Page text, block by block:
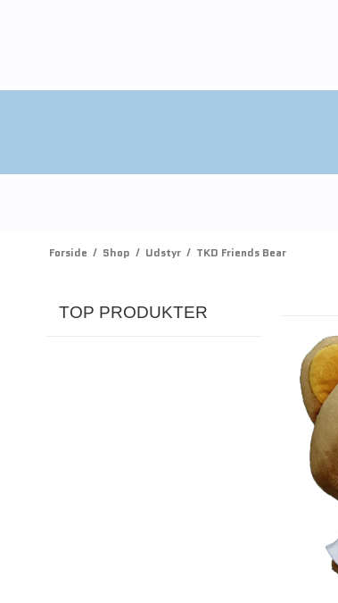
Forside / Shop / Udstyr / TKD Friends Bear
TOP PRODUKTER